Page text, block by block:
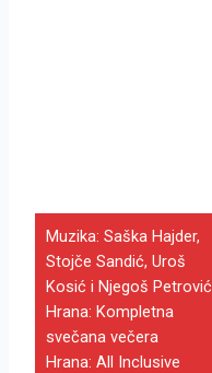
Muzika: Saška Hajder,
Stojče Sandić, Uroš
Kosić i Njegoš Petrović
Hrana: Kompletna
svečana večera
Hrana: All Inclusive